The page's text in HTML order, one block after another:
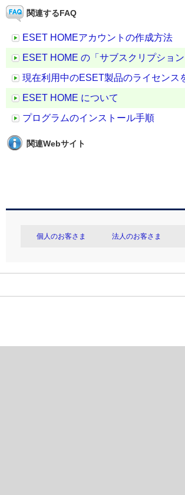
関連するFAQ
ESET HOMEアカウントの作成方法
ESET HOME の「サブスクリプショ
現在利用中のESET製品のライセンス
ESET HOME について
プログラムのインストール手順
関連Webサイト
個人のお客さま 法人のお客さま